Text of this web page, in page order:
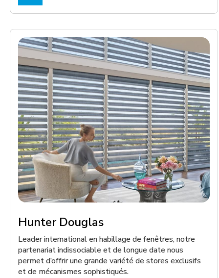
Hunter Douglas
Leader international en habillage de fenêtres, notre
partenariat indissociable et de longue date nous
permet d’offrir une grande variété de stores exclusifs
et de mécanismes sophistiqués.